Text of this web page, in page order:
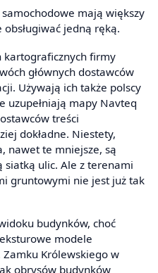
mają większy
jedną ręką.
kartograficznych firmy
głównych dostawców
Używają ich także polscy
uzupełniają mapy Navteq
treści
dokładne. Niestety,
nawet te mniejsze, są
siatką ulic. Ale z terenami
gruntowymi nie jest już tak
budynków, choć
modele
Zamku Królewskiego w
obrysów budynków